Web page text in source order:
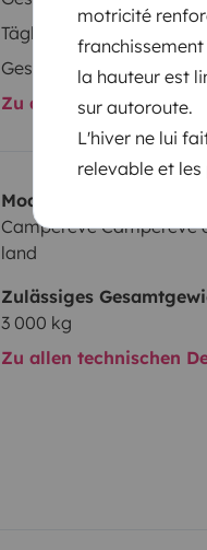
motricité
la hauteur est
sur autoroute.
L'hiver ne lui
relevable et les
Täglicher Bedarf
Geschwindigkeitsregelung
Zu allen
Modell:
Campérêve Campérêve
land
Zulässiges
3 000 kg
Zu allen technischen